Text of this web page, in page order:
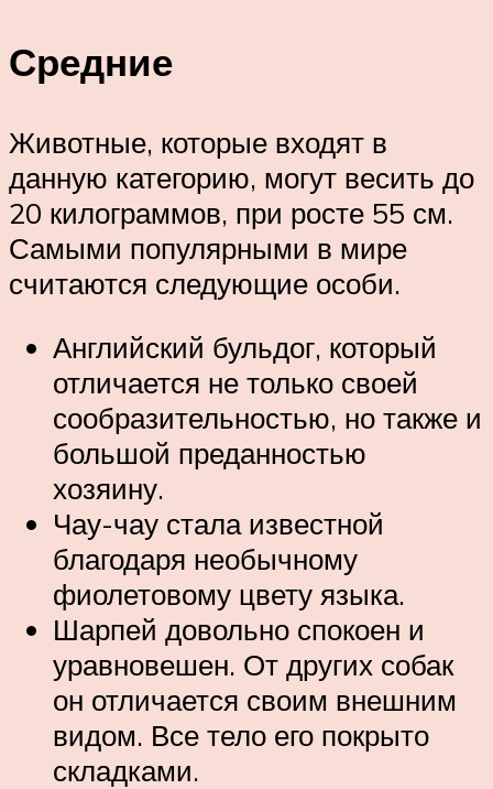
Средние
Животные, которые входят в
данную категорию, могут весить до
20 килограммов, при росте 55 см.
Самыми популярными в мире
считаются следующие особи.
Английский бульдог, который
отличается не только своей
сообразительностью, но также и
большой преданностью
хозяину.
Чау-чау стала известной
благодаря необычному
фиолетовому цвету языка.
Шарпей довольно спокоен и
уравновешен. От других собак
он отличается своим внешним
видом. Все тело его покрыто
складками.